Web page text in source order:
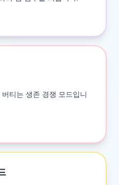
티는 생존 경쟁 모드입니